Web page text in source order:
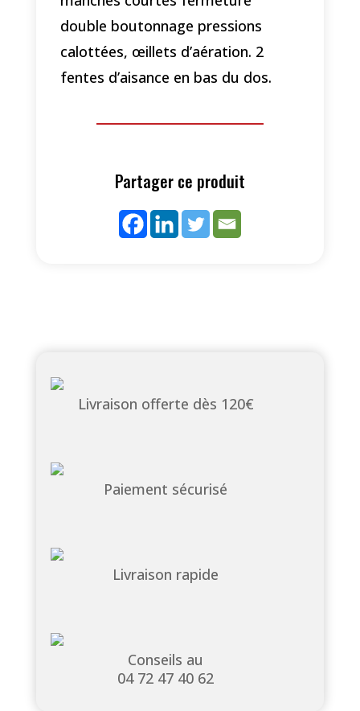
double boutonnage pressions
calottées, œillets d’aération. 2
fentes d’aisance en bas du dos.
Partager ce produit
Livraison offerte dès 120€
Paiement sécurisé
Livraison rapide
Conseils au
04 72 47 40 62